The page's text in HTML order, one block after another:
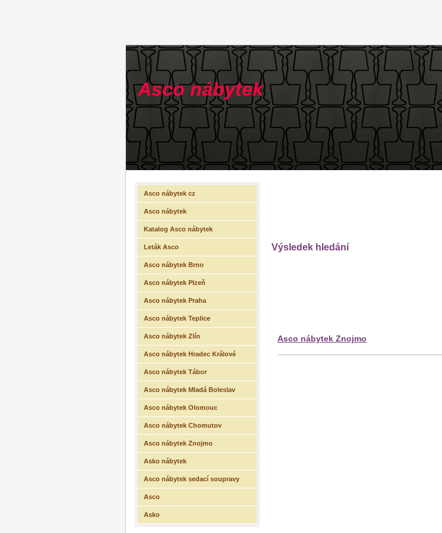
Asco nábytek
Výsledek hledání
Asco nábytek Znojmo
Asco nábytek cz
Asco nábytek
Katalog Asco nábytek
Leták Asco
Asco nábytek Brno
Asco nábytek Plzeň
Asco nábytek Praha
Asco nábytek Teplice
Asco nábytek Zlín
Asco nábytek Hradec Králové
Asco nábytek Tábor
Asco nábytek Mladá Boleslav
Asco nábytek Olomouc
Asco nábytek Chomutov
Asco nábytek Znojmo
Asko nábytek
Asco nábytek sedací soupravy
Asco
Asko